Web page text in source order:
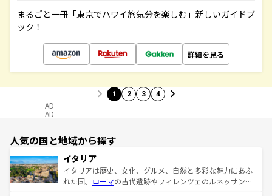
まるごと一冊「東京でハワイ旅気分を楽しむ」新しいガイドブ
ック！
詳細を見る
1 2 3 4
AD
AD
人気の国と地域から探す
イタリア
イタリアは歴史、文化、グルメ、自然と多彩な魅力にあふ
れた国。 ローマの古代遺跡やフィレンツェのルネッサンス